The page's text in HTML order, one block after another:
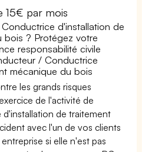
15€ par mois
d'installation de
bois ? Protégez votre
responsabilité civile
/ Conductrice
mécanique du bois
les grands risques
de l'activité de
de traitement
avec l'un de vos clients
si elle n'est pas